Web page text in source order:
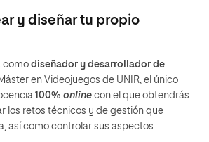
y diseñar tu propio
como diseñador y desarrollador de
en Videojuegos de UNIR, el único
100% online con el que obtendrás
los retos técnicos y de gestión que
así como controlar sus aspectos